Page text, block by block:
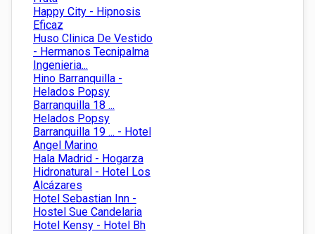
Happy City - Hipnosis
Eficaz
Huso Clinica De Vestido
- Hermanos Tecnipalma
Ingenieria...
Hino Barranquilla -
Helados Popsy
Barranquilla 18 ...
Helados Popsy
Barranquilla 19 ... - Hotel
Angel Marino
Hala Madrid - Hogarza
Hidronatural - Hotel Los
Alcázares
Hotel Sebastian Inn -
Hostel Sue Candelaria
Hotel Kensy - Hotel Bh